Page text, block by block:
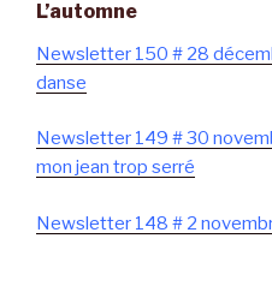
L’automne
Newsletter 150 # 28
danse
Newsletter 149 # 30
mon jean trop serré
Newsletter 148 # 2